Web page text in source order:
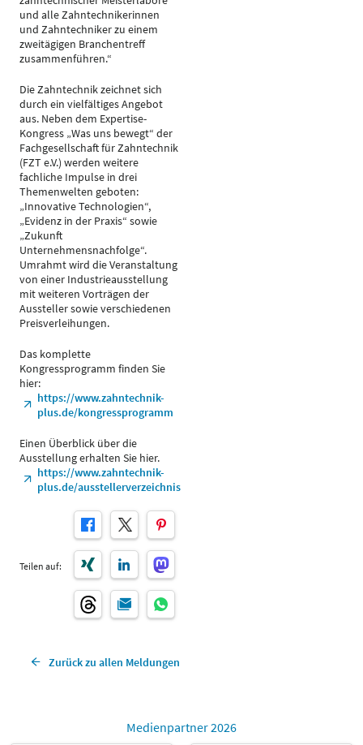
und alle Zahntechnikerinnen
und Zahntechniker zu einem
zweitägigen Branchentreff
zusammenführen.“
Die Zahntechnik zeichnet sich
durch ein vielfältiges Angebot
aus. Neben dem Expertise-
Kongress „Was uns bewegt“ der
Fachgesellschaft für Zahntechnik
(FZT e.V.) werden weitere
fachliche Impulse in drei
Themenwelten geboten:
„Innovative Technologien“,
„Evidenz in der Praxis“ sowie
„Zukunft
Unternehmensnachfolge“.
Umrahmt wird die Veranstaltung
von einer Industrieausstellung
mit weiteren Vorträgen der
Aussteller sowie verschiedenen
Preisverleihungen.
Das komplette
Kongressprogramm finden Sie
hier:
https://www.zahntechnik-
plus.de/kongressprogramm
Einen Überblick über die
Ausstellung erhalten Sie hier.
https://www.zahntechnik-
plus.de/ausstellerverzeichnis
Teilen auf:
Zurück zu allen Meldungen
Medienpartner 2026